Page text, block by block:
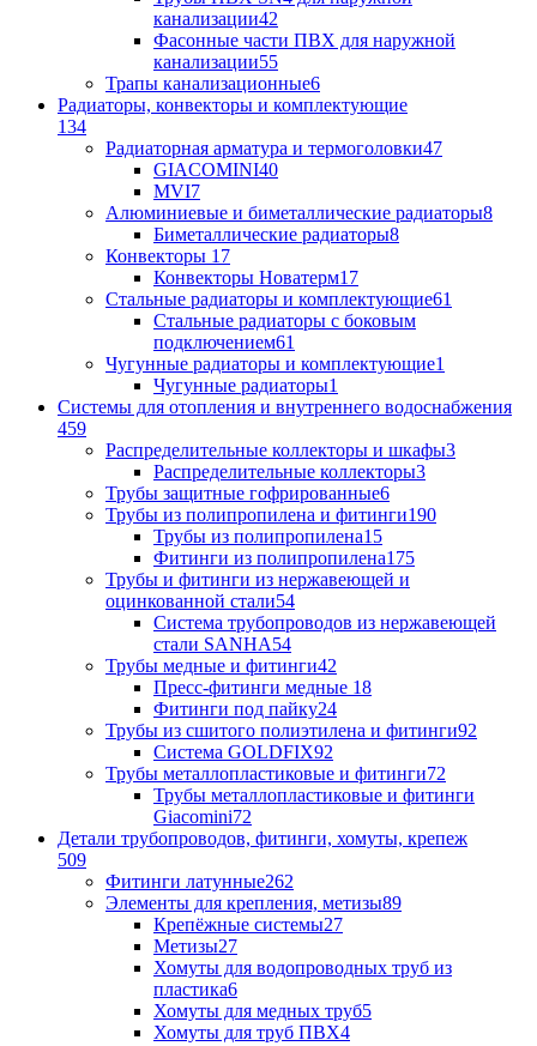
канализации42
Фасонные части ПВХ для наружной
канализации55
Трапы канализационные6
Радиаторы, конвекторы и комплектующие
134
Радиаторная арматура и термоголовки47
GIACOMINI40
MVI7
Алюминиевые и биметаллические радиаторы8
Биметаллические радиаторы8
Конвекторы 17
Конвекторы Новатерм17
Стальные радиаторы и комплектующие61
Стальные радиаторы с боковым
подключением61
Чугунные радиаторы и комплектующие1
Чугунные радиаторы1
Системы для отопления и внутреннего водоснабжения
459
Распределительные коллекторы и шкафы3
Распределительные коллекторы3
Трубы защитные гофрированные6
Трубы из полипропилена и фитинги190
Трубы из полипропилена15
Фитинги из полипропилена175
Трубы и фитинги из нержавеющей и
оцинкованной стали54
Система трубопроводов из нержавеющей
стали SANHA54
Трубы медные и фитинги42
Пресс-фитинги медные 18
Фитинги под пайку24
Трубы из сшитого полиэтилена и фитинги92
Система GOLDFIX92
Трубы металлопластиковые и фитинги72
Трубы металлопластиковые и фитинги
Giacomini72
Детали трубопроводов, фитинги, хомуты, крепеж
509
Фитинги латунные262
Элементы для крепления, метизы89
Крепёжные системы27
Метизы27
Хомуты для водопроводных труб из
пластика6
Хомуты для медных труб5
Хомуты для труб ПВХ4